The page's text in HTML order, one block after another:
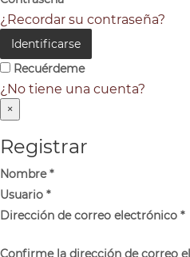
¿Recordar su contraseña?
Identificarse
Recuérdeme
¿No tiene una cuenta?
×
Registrar
Nombre*
Usuario *
Dirección de correo electrónico *
Confirme la dirección de correo